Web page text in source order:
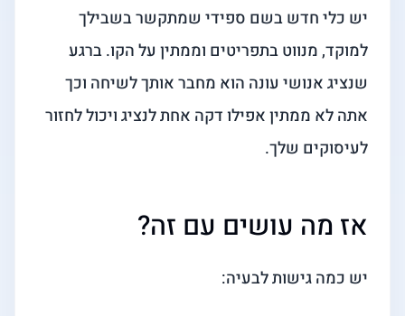
יש כלי חדש בשם ספידי שמתקשר בשבילך
למוקד, מנווט בתפריטים וממתין על הקו. ברגע
שנציג אנושי עונה הוא מחבר אותך לשיחה וכך
אתה לא ממתין אפילו דקה אחת לנציג ויכול לחזור
לעיסוקים שלך.
אז מה עושים עם זה?
יש כמה גישות לבעיה: